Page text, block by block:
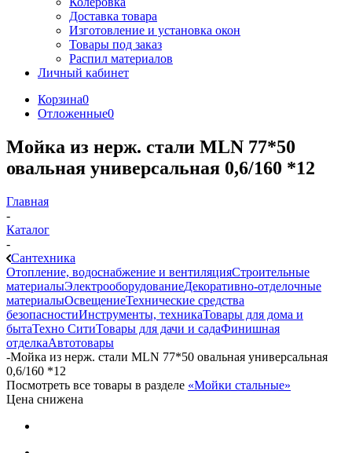
Доставка товара
Изготовление и установка окон
Товары под заказ
Распил материалов
Личный кабинет
Корзина0
Отложенные0
Мойка из нерж. стали MLN 77*50
овальная универсальная 0,6/160 *12
Главная
-
Каталог
-
Сантехника
Отопление, водоснабжение и вентиляцияСтроительные
материалыЭлектрооборудованиеДекоративно-отделочные
материалыОсвещениеТехнические средства
безопасностиИнструменты, техникаТовары для дома и
бытаТехно СитиТовары для дачи и садаФинишная
отделкаАвтотовары
-Мойка из нерж. стали MLN 77*50 овальная универсальная
0,6/160 *12
Посмотреть все товары в разделе «Мойки стальные»
Цена снижена